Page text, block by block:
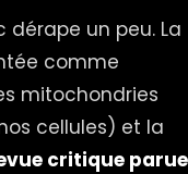
dérape un peu. La
comme
mitochondries
cellules) et la
critique parue